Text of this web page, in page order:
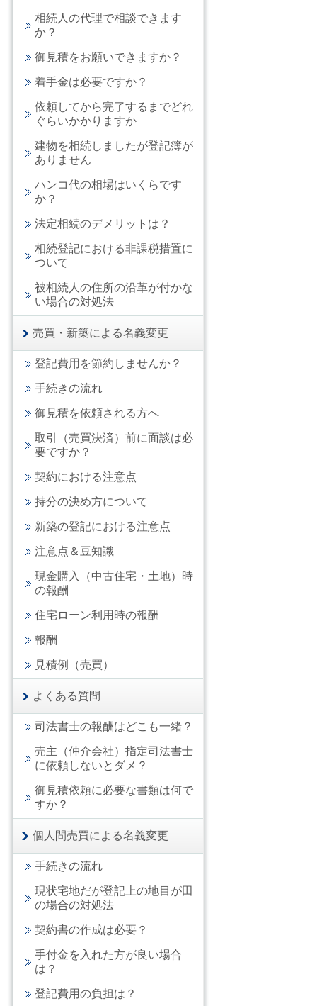
相続人の代理で相談できます
か？
御見積をお願いできますか？
着手金は必要ですか？
依頼してから完了するまでどれ
ぐらいかかりますか
建物を相続しましたが登記簿が
ありません
ハンコ代の相場はいくらです
か？
法定相続のデメリットは？
相続登記における非課税措置に
ついて
被相続人の住所の沿革が付かな
い場合の対処法
売買・新築による名義変更
登記費用を節約しませんか？
手続きの流れ
御見積を依頼される方へ
取引（売買決済）前に面談は必
要ですか？
契約における注意点
持分の決め方について
新築の登記における注意点
注意点＆豆知識
現金購入（中古住宅・土地）時
の報酬
住宅ローン利用時の報酬
報酬
見積例（売買）
よくある質問
司法書士の報酬はどこも一緒？
売主（仲介会社）指定司法書士
に依頼しないとダメ？
御見積依頼に必要な書類は何で
すか？
個人間売買による名義変更
手続きの流れ
現状宅地だが登記上の地目が田
の場合の対処法
契約書の作成は必要？
手付金を入れた方が良い場合
は？
登記費用の負担は？